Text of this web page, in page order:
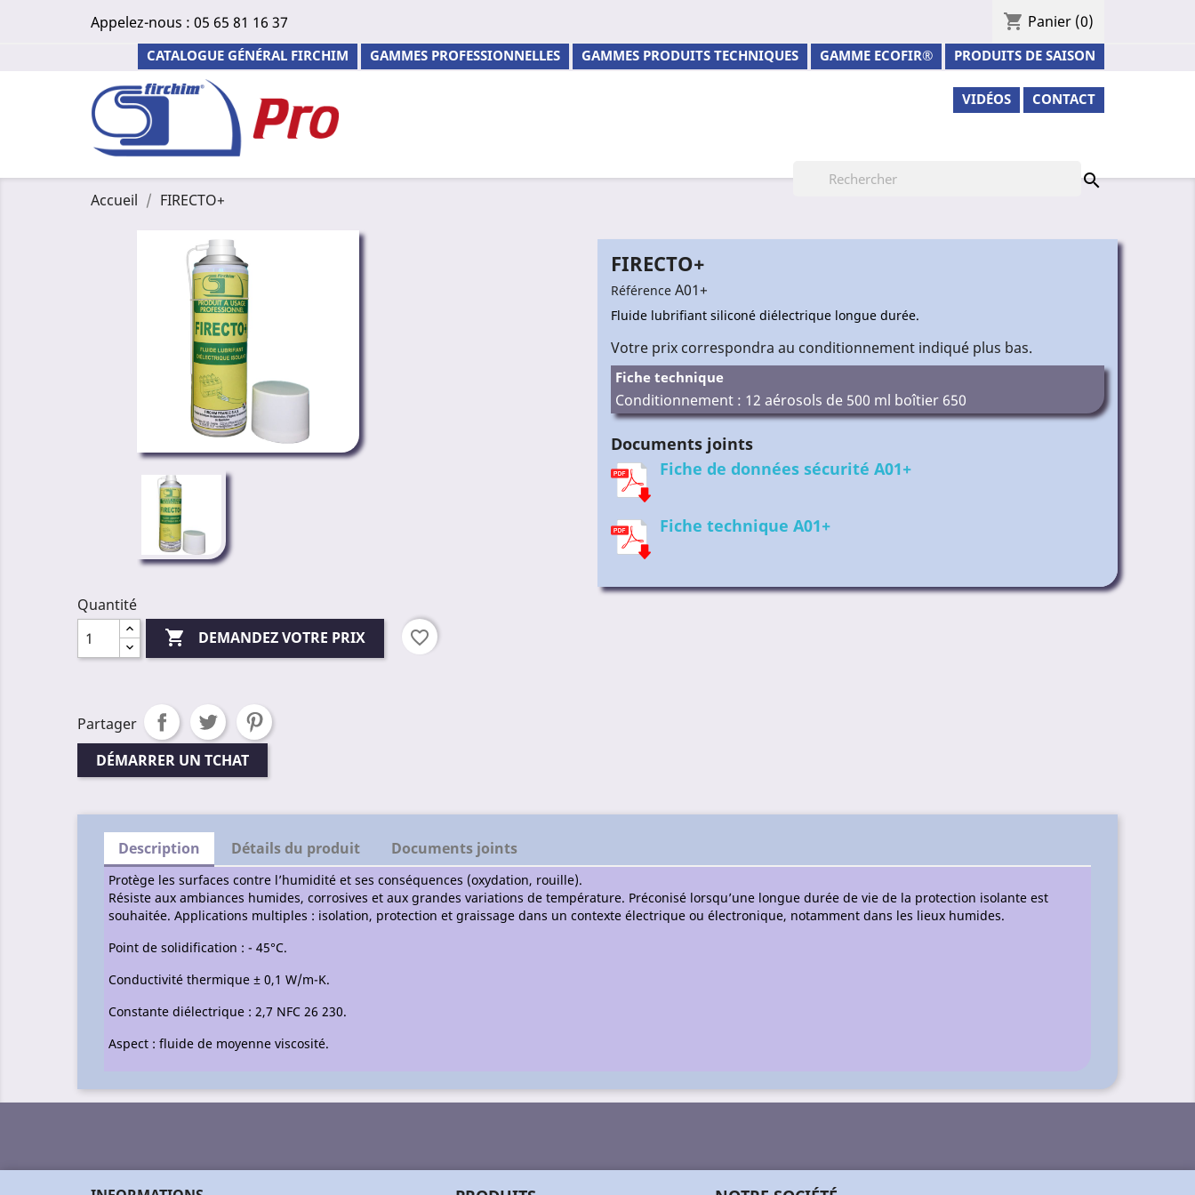
Appelez-nous : 05 65 81 16 37 shopping_cart Panier (0)
CATALOGUE GÉNÉRAL FIRCHIM GAMMES PROFESSIONNELLES GAMMES PRODUITS TECHNIQUES GAMME ECOFIR® PRODUITS DE SAISON
VIDÉOS CONTACT

Accueil FIRECTO+
FIRECTO+
Référence A01+
Fluide lubrifiant siliconé diélectrique longue durée.
Votre prix correspondra au conditionnement indiqué plus bas.
Fiche technique
Conditionnement : 12 aérosols de 500 ml boîtier 650
Documents joints
Fiche de données sécurité A01+
Fiche technique A01+
Quantité
 DEMANDEZ VOTRE PRIX favorite_border
Partager
DÉMARRER UN TCHAT
Description Détails du produit Documents joints
Protège les surfaces contre l’humidité et ses conséquences (oxydation, rouille).
Résiste aux ambiances humides, corrosives et aux grandes variations de température. Préconisé lorsqu’une longue durée de vie de la protection isolante est
souhaitée. Applications multiples : isolation, protection et graissage dans un contexte électrique ou électronique, notamment dans les lieux humides.
Point de solidification : - 45°C.
Conductivité thermique ± 0,1 W/m-K.
Constante diélectrique : 2,7 NFC 26 230.
Aspect : fluide de moyenne viscosité.